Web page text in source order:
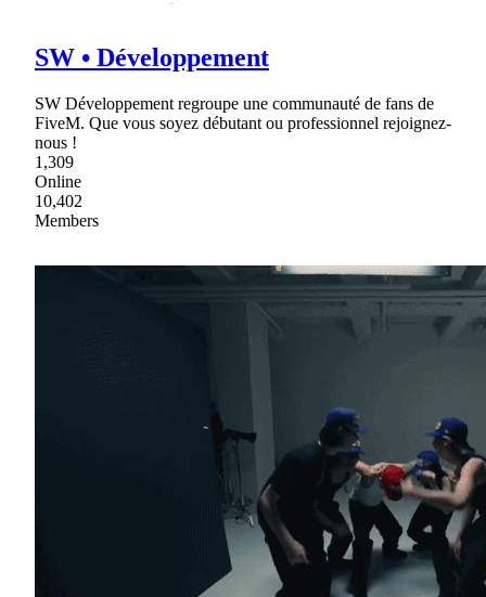
SW • Développement
SW Développement regroupe une communauté de fans de
FiveM. Que vous soyez débutant ou professionnel rejoignez-
nous !
1,309
Online
10,402
Members